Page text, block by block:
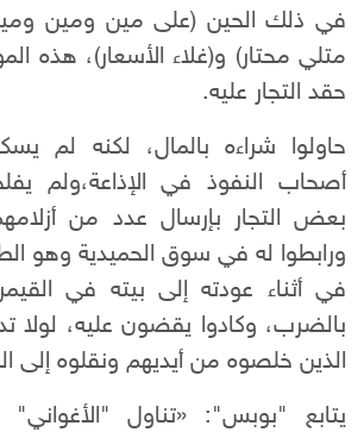
في ذلك الحين (على مين ومين
متلي محتار) و(غلاء الأسعار)، هذه
حقد التجار عليه.
حاولوا شراءه بالمال، لكنه لم
أصحاب النفوذ في الإذاعة،ولم
بعض التجار بإرسال عدد من أزلامهم
ورابطوا له في سوق الحميدية وهو
في أثناء عودته إلى بيته في
بالضرب، وكادوا يقضون عليه، لولا
الذين خلصوه من أيديهم ونقلوه إلى
يتابع "بوبس": «تناول "الأغواني"